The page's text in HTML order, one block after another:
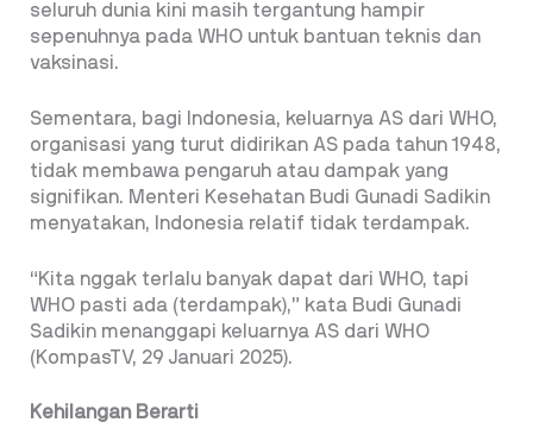
seluruh dunia kini masih tergantung hampir
sepenuhnya pada WHO untuk bantuan teknis dan
vaksinasi.
Sementara, bagi Indonesia, keluarnya AS dari WHO,
organisasi yang turut didirikan AS pada tahun 1948,
tidak membawa pengaruh atau dampak yang
signifikan. Menteri Kesehatan Budi Gunadi Sadikin
menyatakan, Indonesia relatif tidak terdampak.
“Kita nggak terlalu banyak dapat dari WHO, tapi
WHO pasti ada (terdampak),” kata Budi Gunadi
Sadikin menanggapi keluarnya AS dari WHO
(KompasTV, 29 Januari 2025).
Kehilangan Berarti